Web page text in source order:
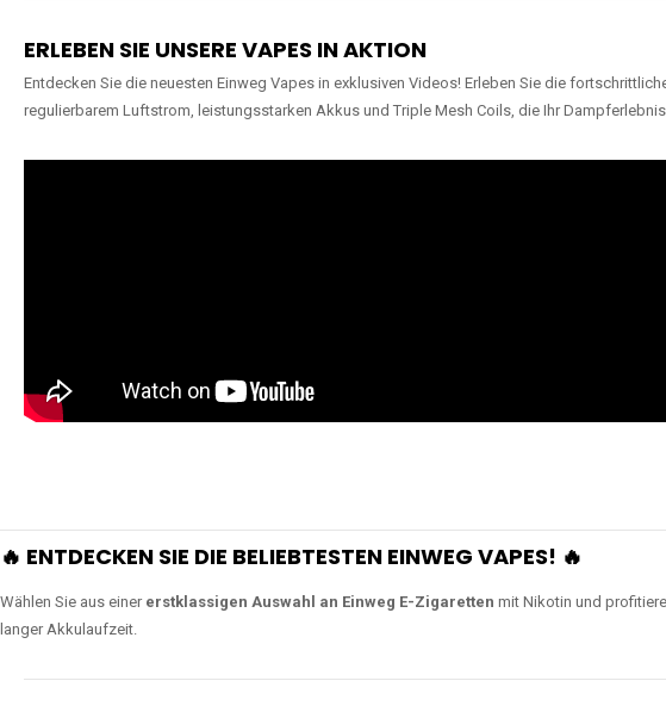
ERLEBEN SIE UNSERE VAPES IN AKTION
Entdecken Sie die neuesten Einweg Vapes in exklusiven Videos! Erleben Sie die
regulierbarem Luftstrom, leistungsstarken Akkus und Triple Mesh Coils, die Ihr
🔥 ENTDECKEN SIE DIE BELIEBTESTEN EINWEG VAPES! 🔥
Wählen Sie aus einer erstklassigen Auswahl an Einweg E-Zigaretten mit Nikotin und
langer Akkulaufzeit.